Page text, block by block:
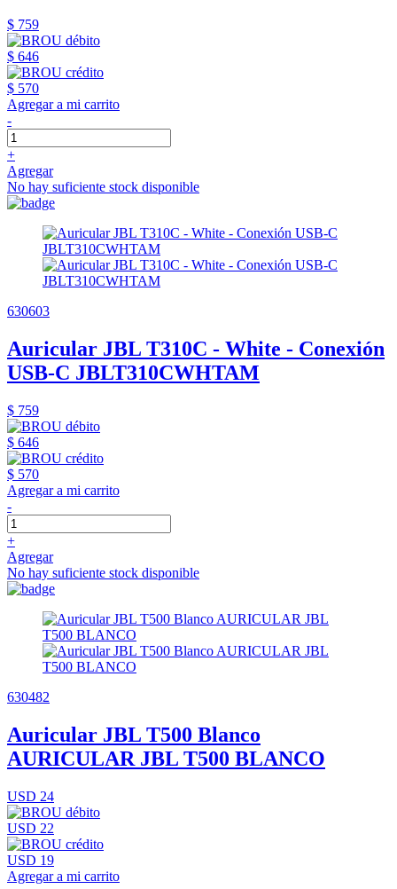
$ 759
$ 646
$ 570
Agregar a mi carrito
-
+
Agregar
No hay suficiente stock disponible
630603
Auricular JBL T310C - White - Conexión
USB-C JBLT310CWHTAM
$ 759
$ 646
$ 570
Agregar a mi carrito
-
+
Agregar
No hay suficiente stock disponible
630482
Auricular JBL T500 Blanco
AURICULAR JBL T500 BLANCO
USD 24
USD 22
USD 19
Agregar a mi carrito